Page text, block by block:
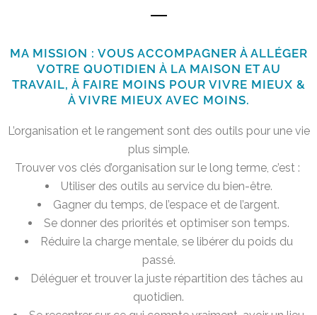
MA MISSION : VOUS ACCOMPAGNER À ALLÉGER
VOTRE QUOTIDIEN À LA MAISON ET AU
TRAVAIL, À FAIRE MOINS POUR VIVRE MIEUX &
À VIVRE MIEUX AVEC MOINS.
L’organisation et le rangement sont des outils pour une vie
plus simple.
Trouver vos clés d’organisation sur le long terme, c’est :
Utiliser des outils au service du bien-être.
Gagner du temps, de l’espace et de l’argent.
Se donner des priorités et optimiser son temps.
Réduire la charge mentale, se libérer du poids du
passé.
Déléguer et trouver la juste répartition des tâches au
quotidien.